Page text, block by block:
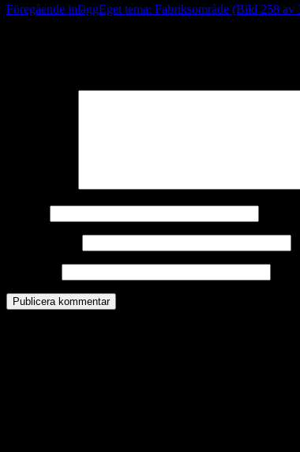
Inläggsnavigering
Föregående inläggEget tema: Fabriksområde (Bild 258 av